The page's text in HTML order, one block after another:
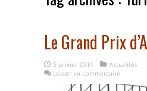
Le Grand Prix
5 janvier 2014
Actualités
Laisser un commentaire